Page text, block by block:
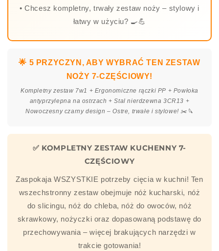
• Chcesz kompletny, trwały zestaw noży – stylowy i
łatwy w użyciu? 🍳💪
🌟 5 PRZYCZYN, ABY WYBRAĆ TEN ZESTAW
NOŻY 7-CZĘŚCIOWY!
Kompletny zestaw 7w1 + Ergonomiczne rączki PP + Powłoka
antyprzylepna na ostrzach + Stal nierdzewna 3CR13 +
Nowoczesny czarny design – Ostre, trwałe i stylowe! ✂️🔪
✅ KOMPLETNY ZESTAW KUCHENNY 7-
CZĘŚCIOWY
Zaspokaja WSZYSTKIE potrzeby cięcia w kuchni! Ten
wszechstronny zestaw obejmuje nóż kucharski, nóż
do slicingu, nóż do chleba, nóż do owoców, nóż
skrawkowy, nożyczki oraz dopasowaną podstawę do
przechowywania – więcej brakujących narzędzi w
trakcie gotowania!